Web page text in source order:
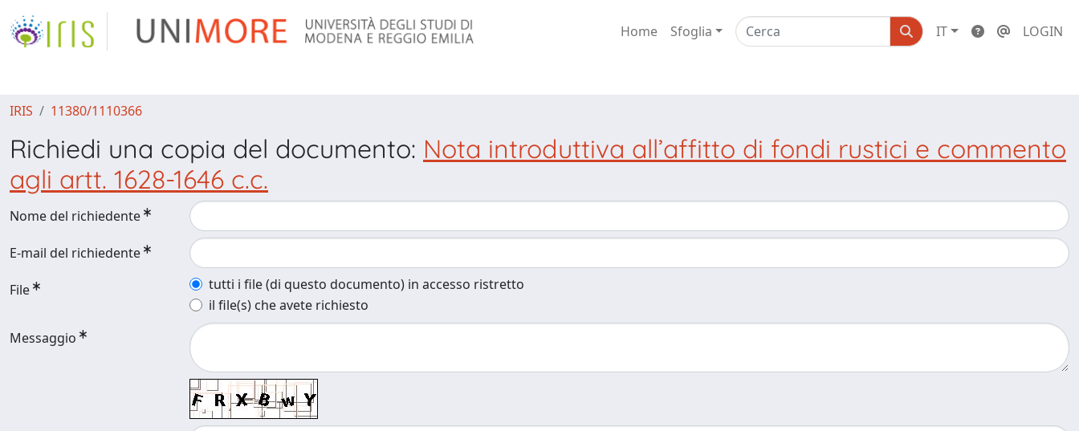
Home Sfoglia IT LOGIN
IRIS 11380/1110366
Richiedi una copia del documento: Nota introduttiva all’affitto di fondi rustici e commento
agli artt. 1628-1646 c.c.
Nome del richiedente
E-mail del richiedente
File
tutti i file (di questo documento) in accesso ristretto
il file(s) che avete richiesto
Messaggio